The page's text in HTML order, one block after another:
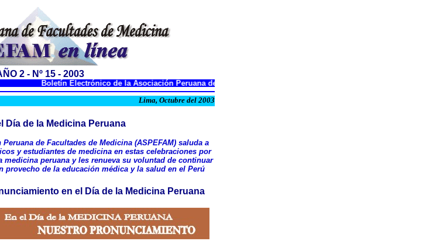
2 - Nº 15 - 2003
Boletín Electrónico de la Asociación Peruana de Facultades de Medicina - ASPEFAM
Lima, Octubre del 2003
Día de la Medicina Peruana
de Facultades de Medicina (ASPEFAM) saluda a
y estudiantes de medicina en estas celebraciones por
medicina peruana y les renueva su voluntad de continuar
provecho de la educación médica y la salud en el Perú
en el Día de la Medicina Peruana